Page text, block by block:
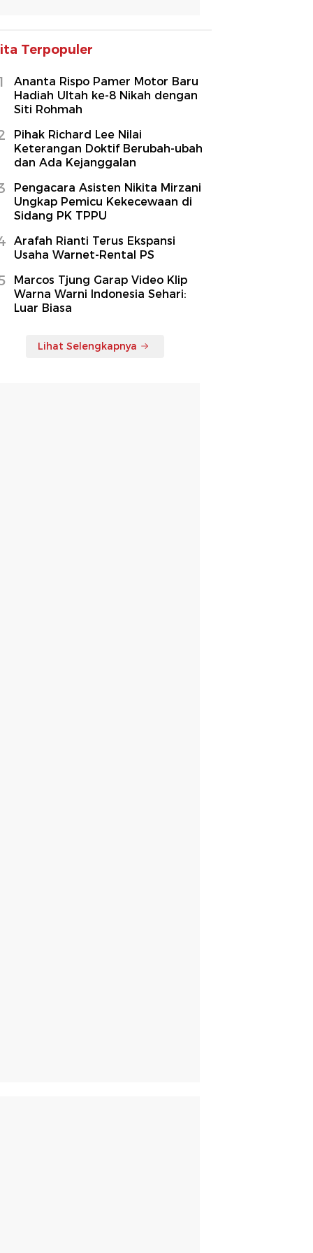
Terpopuler
Ananta Rispo Pamer Motor Baru
Hadiah Ultah ke-8 Nikah dengan
Siti Rohmah
Pihak Richard Lee Nilai
Keterangan Doktif Berubah-ubah
dan Ada Kejanggalan
Pengacara Asisten Nikita Mirzani
Ungkap Pemicu Kekecewaan di
Sidang PK TPPU
Arafah Rianti Terus Ekspansi
Usaha Warnet-Rental PS
Marcos Tjung Garap Video Klip
Warna Warni Indonesia Sehari:
Luar Biasa
Lihat Selengkapnya